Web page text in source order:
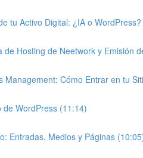
tu Activo Digital: ¿IA o
de Hosting de Neetwork y Emisión
Management: Cómo Entrar en tu
de WordPress (11:14)
Entradas, Medios y Páginas